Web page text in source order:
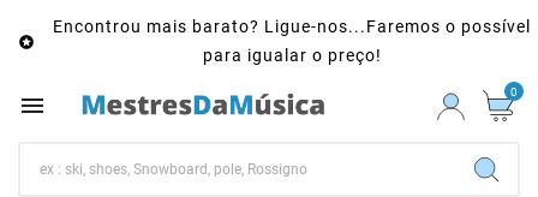

Encontrou mais barato? Ligue-nos...Faremos o possível
para igualar o preço!
 0